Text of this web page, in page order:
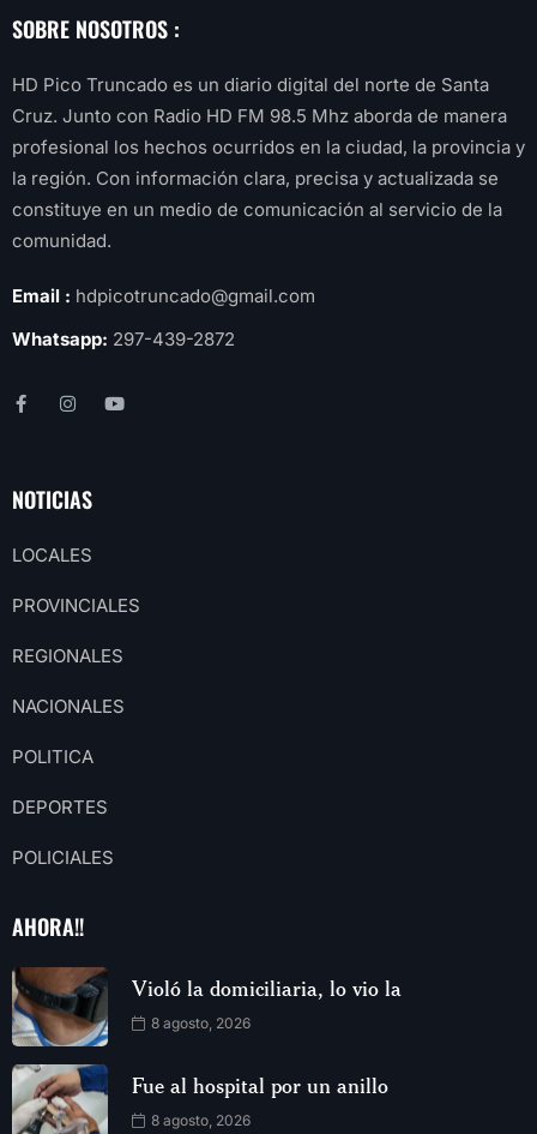
SOBRE NOSOTROS :
HD Pico Truncado es un diario digital del norte de Santa
Cruz. Junto con Radio HD FM 98.5 Mhz aborda de manera
profesional los hechos ocurridos en la ciudad, la provincia y
la región. Con información clara, precisa y actualizada se
constituye en un medio de comunicación al servicio de la
comunidad.
Email : hdpicotruncado@gmail.com
Whatsapp: 297-439-2872
NOTICIAS
LOCALES
PROVINCIALES
REGIONALES
NACIONALES
POLITICA
DEPORTES
POLICIALES
AHORA!!
Violó la domiciliaria, lo vio la
8 agosto, 2026
Fue al hospital por un anillo
8 agosto, 2026